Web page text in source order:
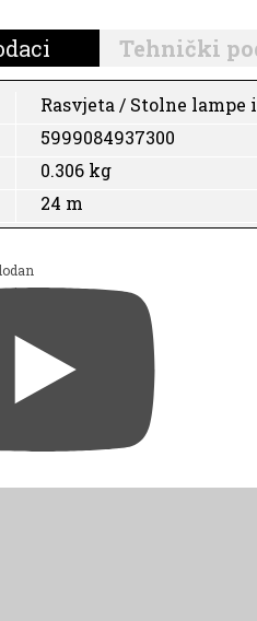
Tehnički
Rasvjeta / Stolne lampe
5999084937300
0.306 kg
24 m